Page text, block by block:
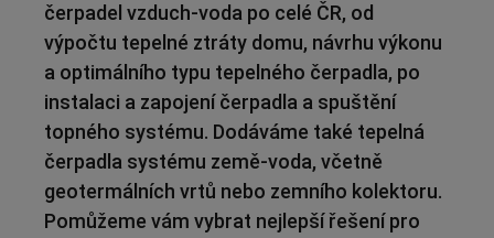
čerpadel vzduch-voda po celé ČR, od
výpočtu tepelné ztráty domu, návrhu výkonu
a optimálního typu tepelného čerpadla, po
instalaci a zapojení čerpadla a spuštění
topného systému. Dodáváme také tepelná
čerpadla systému země-voda, včetně
geotermálních vrtů nebo zemního kolektoru.
Pomůžeme vám vybrat nejlepší řešení pro